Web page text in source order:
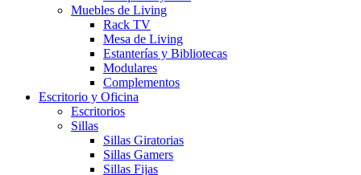
Muebles de Living
Rack TV
Mesa de Living
Estanterías y Bibliotecas
Modulares
Complementos
Escritorio y Oficina
Escritorios
Sillas
Sillas Giratorias
Sillas Gamers
Sillas Fijas